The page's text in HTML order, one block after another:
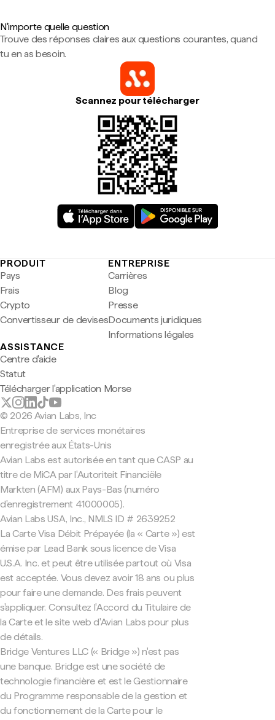
N'importe quelle question
Trouve des réponses claires aux questions courantes, quand
tu en as besoin.
Scannez pour télécharger
PRODUIT
Pays
Frais
Crypto
Convertisseur de devises
ENTREPRISE
Carrières
Blog
Presse
Documents juridiques
Informations légales
ASSISTANCE
Centre d'aide
Statut
Télécharger l'application Morse
© 2026 Avian Labs, Inc
Entreprise de services monétaires
enregistrée aux États-Unis
Avian Labs est autorisée en tant que CASP au
titre de MiCA par l'Autoriteit Financiële
Markten (AFM) aux Pays-Bas (numéro
d'enregistrement 41000005).
Avian Labs USA, Inc., NMLS ID # 2639252
La Carte Visa Débit Prépayée (la « Carte ») est
émise par Lead Bank sous licence de Visa
U.S.A. Inc. et peut être utilisée partout où Visa
est acceptée. Vous devez avoir 18 ans ou plus
pour faire une demande. Des frais peuvent
s'appliquer. Consultez l'Accord du Titulaire de
la Carte et le site web d'Avian Labs pour plus
de détails.
Bridge Ventures LLC (« Bridge ») n'est pas
une banque. Bridge est une société de
technologie financière et est le Gestionnaire
du Programme responsable de la gestion et
du fonctionnement de la Carte pour le